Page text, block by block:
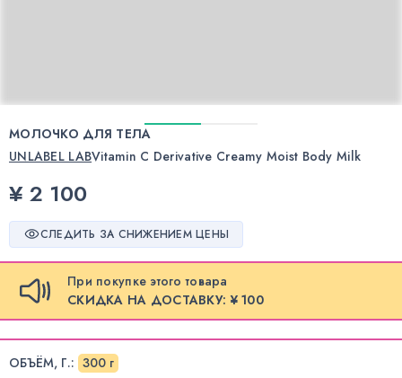
МОЛОЧКО ДЛЯ ТЕЛА
UNLABEL LABVitamin C Derivative Creamy Moist Body Milk
¥ 2 100
СЛЕДИТЬ ЗА СНИЖЕНИЕМ ЦЕНЫ
При покупке этого товара
СКИДКА НА ДОСТАВКУ: ¥ 100
ОБЪЁМ, Г.: 300 г